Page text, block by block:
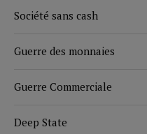
Société sans cash
Guerre des monnaies
Guerre Commerciale
Deep State